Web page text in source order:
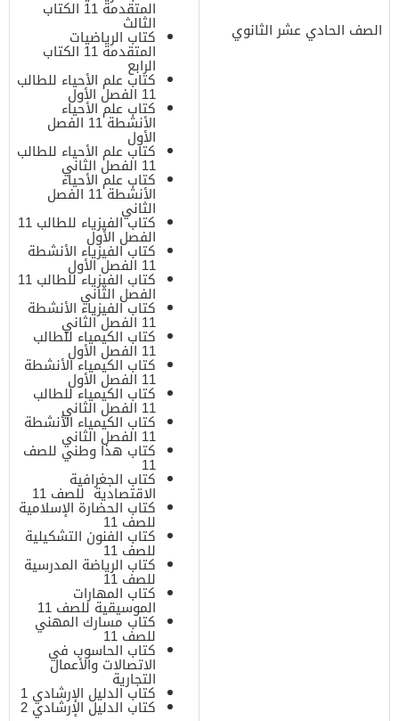
الصف الحادي عشر الثانوي
المتقدمة 11 الكتاب
الثالث
كتاب الرياضيات
المتقدمة 11 الكتاب
الرابع
كتاب علم الأحياء للطالب
11 الفصل الأول
كتاب علم الأحياء
الأنشطة 11 الفصل
الأول
كتاب علم الأحياء للطالب
11 الفصل الثاني
كتاب علم الأحياء
الأنشطة 11 الفصل
الثاني
كتاب الفيزياء للطالب 11
الفصل الأول
كتاب الفيزياء الأنشطة
11 الفصل الأول
كتاب الفيزياء للطالب 11
الفصل الثاني
كتاب الفيزياء الأنشطة
11 الفصل الثاني
كتاب الكيمياء للطالب
11 الفصل الأول
كتاب الكيمياء الأنشطة
11 الفصل الأول
كتاب الكيمياء للطالب
11 الفصل الثاني
كتاب الكيمياء الأنشطة
11 الفصل الثاني
كتاب هذا وطني للصف
11
كتاب الجغرافية
الاقتصادية للصف 11
كتاب الحضارة الإسلامية
للصف 11
كتاب الفنون التشكيلية
للصف 11
كتاب الرياضة المدرسية
للصف 11
كتاب المهارات
الموسيقية للصف 11
كتاب مسارك المهني
للصف 11
كتاب الحاسوب في
الاتصالات والأعمال
التجارية
كتاب الدليل الإرشادي 1
كتاب الدليل الإرشادي 2